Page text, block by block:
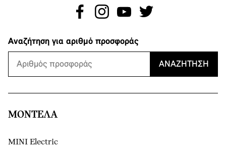
Αναζήτηση για αριθμό προσφοράς
ΑΝΑΖΉΤΗΣΗ
ΜΟΝΤΕΛΑ
MINI Electric